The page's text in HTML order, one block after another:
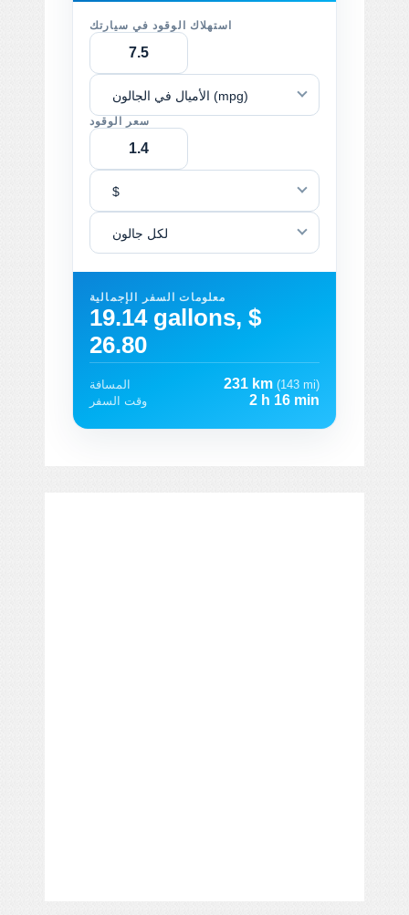
استهلاك الوقود في سيارتك
الأميال في الجالون (mpg)
سعر الوقود
$
لكل جالون
معلومات السفر الإجمالية
19.14 gallons, $
26.80
المسافة 231 km (143 mi)
وقت السفر
2 h 16 min